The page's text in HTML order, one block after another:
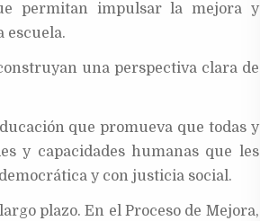
permitan impulsar la mejora y
escuela.
una perspectiva clara de
que promueva que todas y
y capacidades humanas que les
y con justicia social.
plazo. En el Proceso de Mejora,